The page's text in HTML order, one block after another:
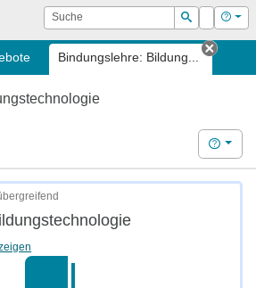
Suche
Suchen
Login Hilfe
Bindungslehre: Bildung...
Tab
Hilfe